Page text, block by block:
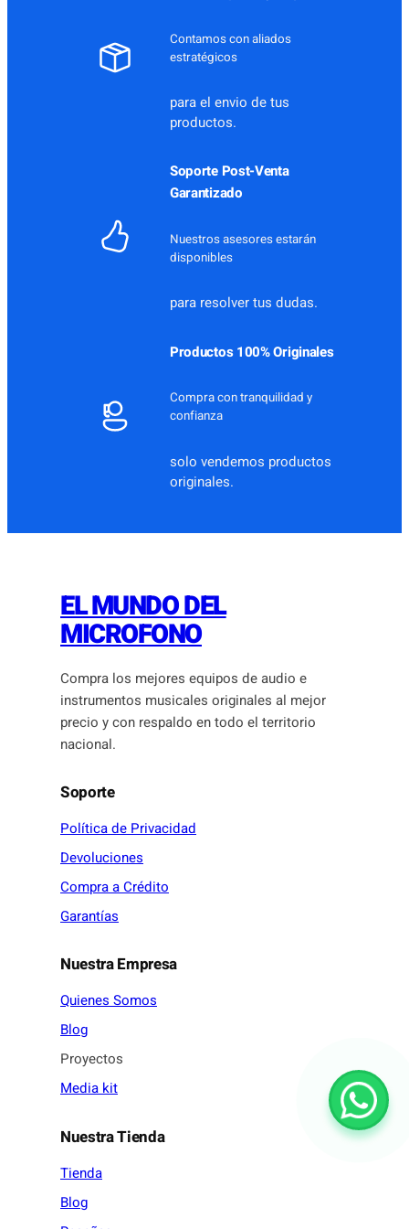
Contamos con aliados
estratégicos
para el envio de tus
productos.
Soporte Post-Venta
Garantizado
Nuestros asesores estarán
disponibles
para resolver tus dudas.
Productos 100% Originales
Compra con tranquilidad y
confianza
solo vendemos productos
originales.
EL MUNDO DEL
MICROFONO
Compra los mejores equipos de audio e
instrumentos musicales originales al mejor
precio y con respaldo en todo el territorio
nacional.
Soporte
Política de Privacidad
Devoluciones
Compra a Crédito
Garantías
Nuestra Empresa
Quienes Somos
Blog
Proyectos
Media kit
Nuestra Tienda
Tienda
Blog